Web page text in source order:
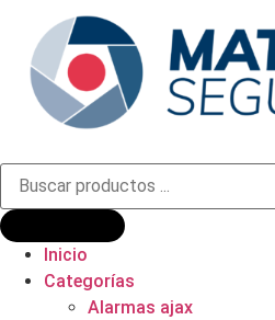
Búsqueda
productos
Inicio
Categorías
Alarmas ajax